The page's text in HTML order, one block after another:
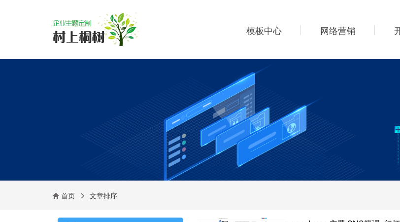
模板中心 网络营销
首页 文章排序